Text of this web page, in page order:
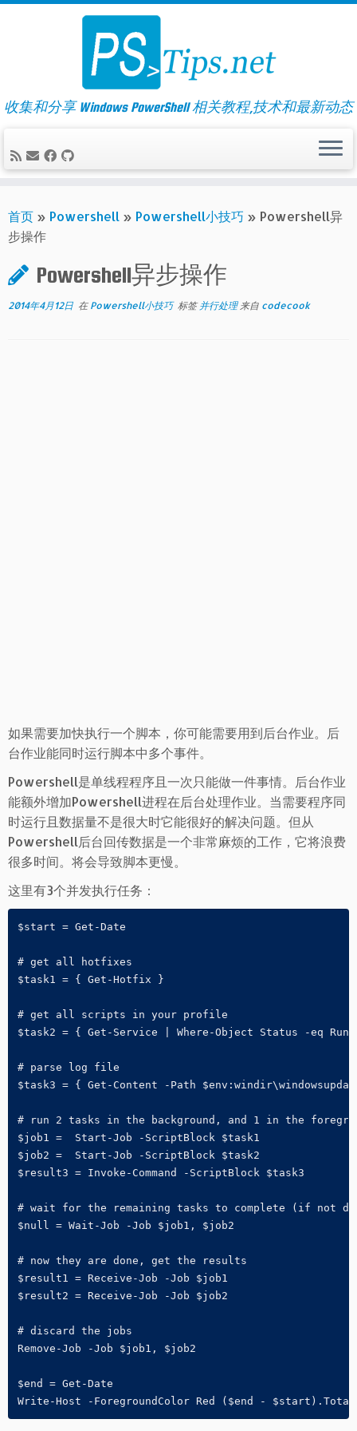
Skip
收集和分享 Windows PowerShell 相关教程,技术和最新动态
首页 » Powershell » Powershell小技巧 » Powershell异
步操作
Powershell异步操作
2014年4月12日 在 Powershell小技巧 标签并行处理 来自 codecook
如果需要加快执行一个脚本，你可能需要用到后台作业。后
台作业能同时运行脚本中多个事件。
Powershell是单线程程序且一次只能做一件事情。后台作业
能额外增加Powershell进程在后台处理作业。当需要程序同
时运行且数据量不是很大时它能很好的解决问题。但从
Powershell后台回传数据是一个非常麻烦的工作，它将浪费
很多时间。将会导致脚本更慢。
这里有3个并发执行任务：
$start = Get-Date
# get all hotfixes
$task1 = { Get-Hotfix }
# get all scripts in your profile
$task2 = { Get-Service | Where-Object Status -eq
# parse log file
$task3 = { Get-Content -Path
# run 2 tasks in the background, and 1 in the
$job1 =  Start-Job -ScriptBlock $task1
$job2 =  Start-Job -ScriptBlock $task2
$result3 = Invoke-Command -ScriptBlock $task3
# wait for the remaining tasks to complete (if not
$null = Wait-Job -Job $job1, $job2
# now they are done, get the results
$result1 = Receive-Job -Job $job1
$result2 = Receive-Job -Job $job2
# discard the jobs
Remove-Job -Job $job1, $job2
$end = Get-Date
Write-Host -ForegroundColor Red ($end -